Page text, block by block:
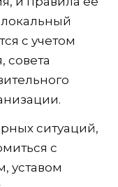
с учетом
совета
ситуаций,
с
уставом